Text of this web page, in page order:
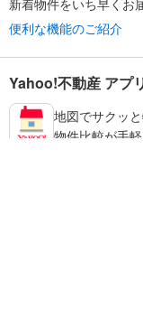
便利な機能のご紹介
Yahoo!不動産 アプ
地図でサクッ
物件比較が手